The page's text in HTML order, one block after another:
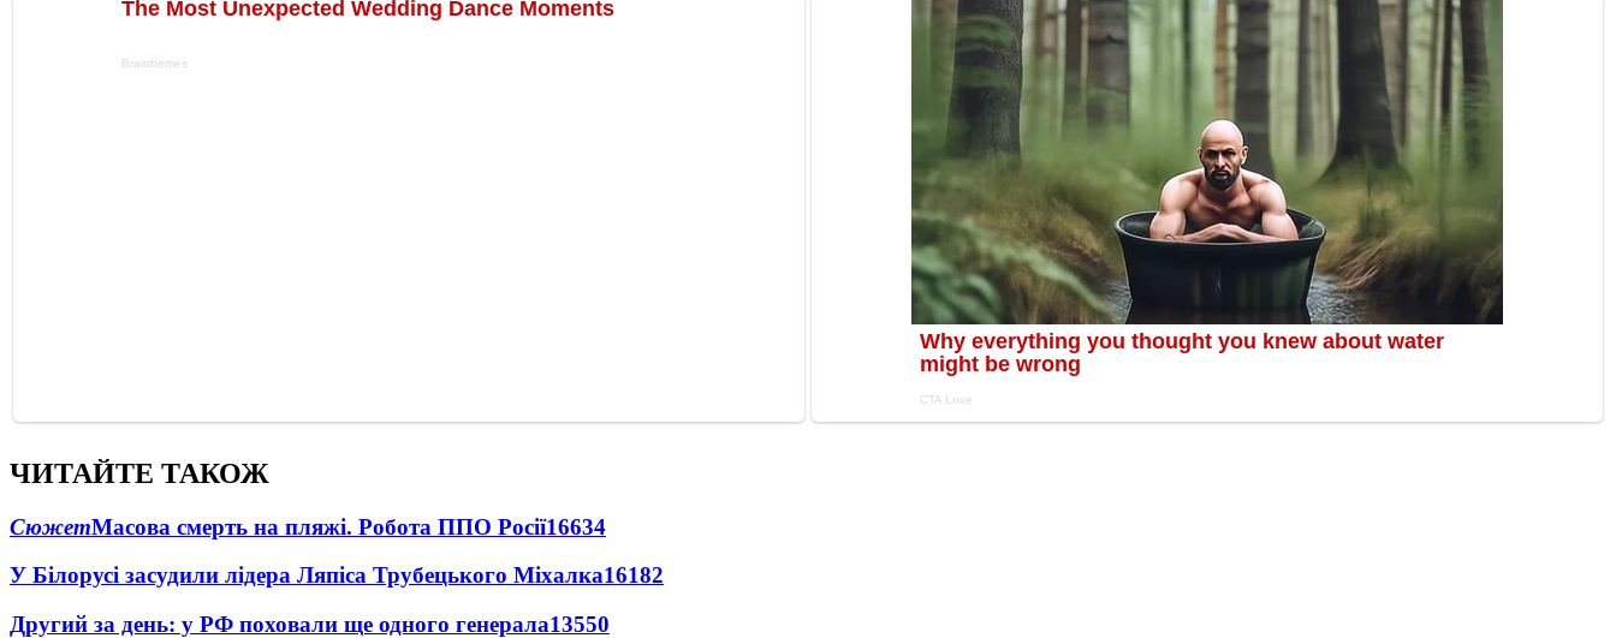
ЧИТАЙТЕ ТАКОЖ
СюжетМасова смерть на пляжі. Робота ППО Росії16634
У Білорусі засудили лідера Ляпіса Трубецького Міхалка16182
Другий за день: у РФ поховали ще одного генерала13550